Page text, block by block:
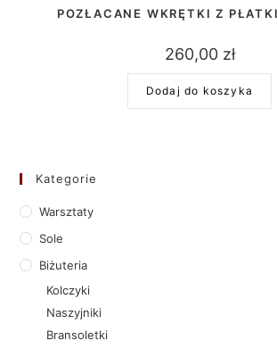
POZŁACANE WKRĘTKI Z
260,00 zł
Dodaj do koszyka
Kategorie
Warsztaty
Sole
Biżuteria
Kolczyki
Naszyjniki
Bransoletki